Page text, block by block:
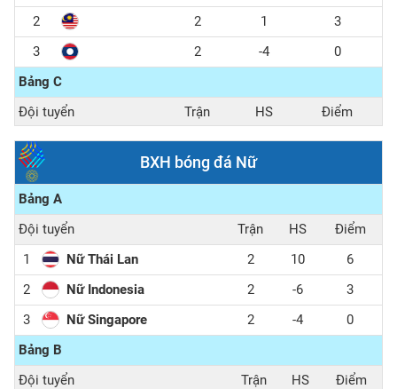
2
2 1
3
3
2 -4
0
Bảng C
Đội tuyển
Trận HS
Điểm
1
2 3
6
2
2
3
BXH bóng đá Nữ
Bảng A
Đội tuyển
Trận HS
Điểm
1
Nữ Thái Lan 2 10
6
2
Nữ Indonesia 2 -6
3
3
Nữ Singapore 2 -4
0
Bảng B
Đội tuyển
Trận HS
Điểm